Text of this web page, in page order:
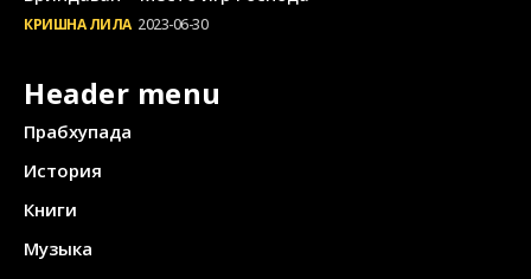
КРИШНА ЛИЛА 2023-06-30
Header menu
Прабхупада
История
Книги
Музыка